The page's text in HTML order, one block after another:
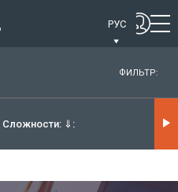
РУС
ФИЛЬТР:
Сложности: ⇓